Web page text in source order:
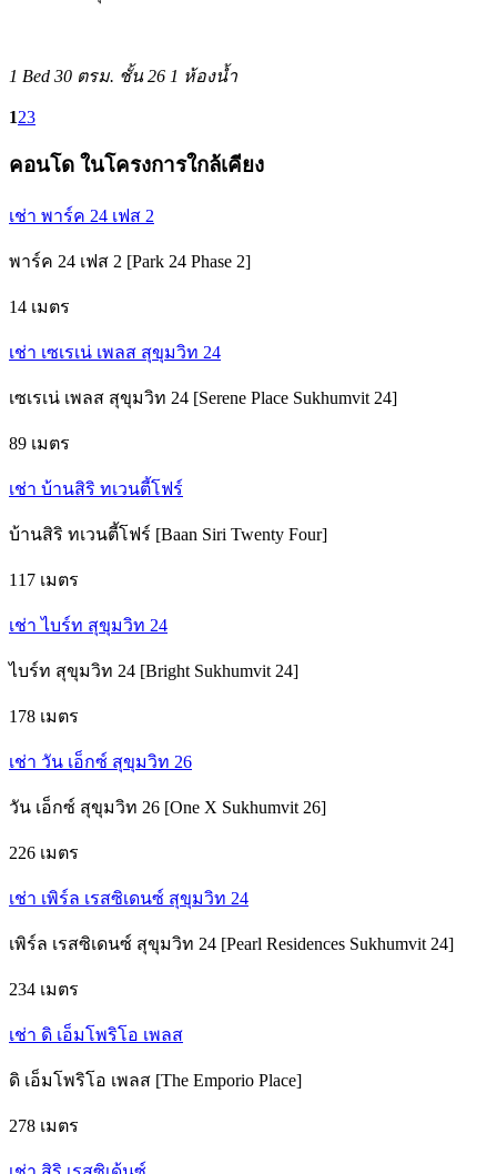
1 Bed 30 ตรม. ชั้น 26 1 ห้องน้ำ
123
คอนโด ในโครงการใกล้เคียง
เช่า พาร์ค 24 เฟส 2
พาร์ค 24 เฟส 2 [Park 24 Phase 2]
14 เมตร
เช่า เซเรเน่ เพลส สุขุมวิท 24
เซเรเน่ เพลส สุขุมวิท 24 [Serene Place Sukhumvit 24]
89 เมตร
เช่า บ้านสิริ ทเวนตี้โฟร์
บ้านสิริ ทเวนตี้โฟร์ [Baan Siri Twenty Four]
117 เมตร
เช่า ไบร์ท สุขุมวิท 24
ไบร์ท สุขุมวิท 24 [Bright Sukhumvit 24]
178 เมตร
เช่า วัน เอ็กซ์ สุขุมวิท 26
วัน เอ็กซ์ สุขุมวิท 26 [One X Sukhumvit 26]
226 เมตร
เช่า เพิร์ล เรสซิเดนซ์ สุขุมวิท 24
เพิร์ล เรสซิเดนซ์ สุขุมวิท 24 [Pearl Residences Sukhumvit 24]
234 เมตร
เช่า ดิ เอ็มโพริโอ เพลส
ดิ เอ็มโพริโอ เพลส [The Emporio Place]
278 เมตร